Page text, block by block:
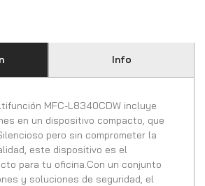
Info
MFC-L8340CDW incluye
en un dispositivo compacto, que
pero sin comprometer la
este dispositivo es el
para tu oficina.Con un conjunto
y soluciones de seguridad, el